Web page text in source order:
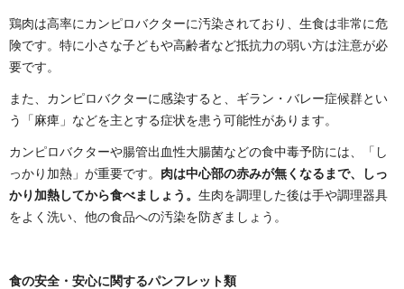
鶏肉は高率にカンピロバクターに汚染されており、生食は非常に危
険です。特に小さな子どもや高齢者など抵抗力の弱い方は注意が必
要です。
また、カンピロバクターに感染すると、ギラン・バレー症候群とい
う「麻痺」などを主とする症状を患う可能性があります。
カンピロバクターや腸管出血性大腸菌などの食中毒予防には、「し
っかり加熱」が重要です。 肉は中心部の赤みが無くなるまで、しっ
かり加熱してから食べましょう。 生肉を調理した後は手や調理器具
をよく洗い、他の食品への汚染を防ぎましょう。
食の安全・安心に関するパンフレット類